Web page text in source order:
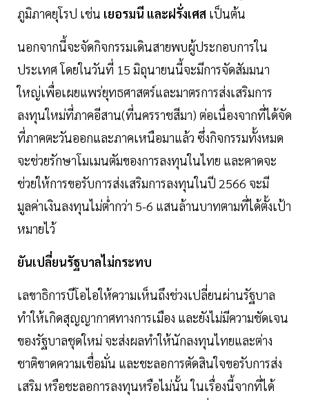
ภูมิภาคยุโรป เช่น เยอรมนี และฝรั่งเศส เป็นต้น
นอกจากนี้จะจัดกิจกรรมเดินสายพบผู้ประกอบการใน
ประเทศ โดยในวันที่ 15 มิถุนายนนี้จะมีการจัดสัมมนา
ใหญ่เพื่อเผยแพร่ยุทธศาสตร์และมาตรการส่งเสริมการ
ลงทุนใหม่ที่ภาคอีสาน(ที่นครราชสีมา) ต่อเนื่องจากที่ได้จัด
ที่ภาคตะวันออกและภาคเหนือมาแล้ว ซึ่งกิจกรรมทั้งหมด
จะช่วยรักษาโมเมนตัมของการลงทุนในไทย และคาดจะ
ช่วยให้การขอรับการส่งเสริมการลงทุนในปี 2566 จะมี
มูลค่าเงินลงทุนไม่ต่ำกว่า 5-6 แสนล้านบาทตามที่ได้ตั้งเป้า
หมายไว้
ยันเปลี่ยนรัฐบาลไม่กระทบ
เลขาธิการบีโอไอให้ความเห็นถึงช่วงเปลี่ยนผ่านรัฐบาล
ทำให้เกิดสุญญากาศทางการเมือง และยังไม่มีความชัดเจน
ของรัฐบาลชุดใหม่ จะส่งผลทำให้นักลงทุนไทยและต่าง
ชาติขาดความเชื่อมั่น และชะลอการตัดสินใจขอรับการส่ง
เสริม หรือชะลอการลงทุนหรือไม่นั้น ในเรื่องนี้จากที่ได้